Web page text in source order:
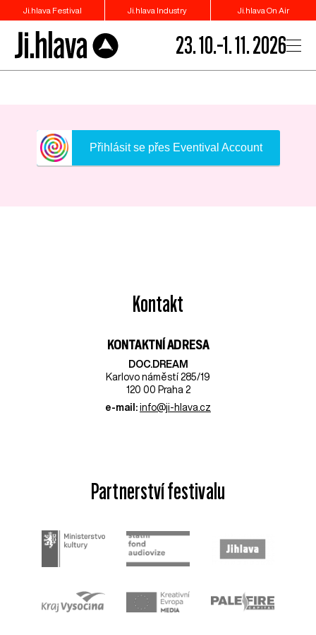
Ji.hlava Festival Ji.hlava Industry Ji.hlava On Air
23. 10.–1. 11. 2026
Přihlásit se přes Eventival Account
Kontakt
KONTAKTNÍ ADRESA
DOC.DREAM​
Karlovo náměstí 285/19
120 00 Praha 2
e-mail: info@ji-hlava.cz
Partnerství festivalu